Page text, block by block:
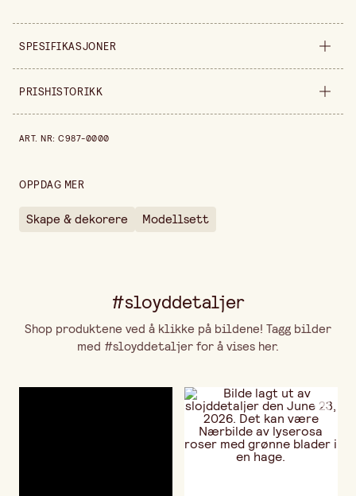
SPESIFIKASJONER
Selges inn stykke
Lengde
PRISHISTORIKK
ART. NR:C987-0000
OPPDAG MER
Skape & dekorere Modellsett
#sloyddetaljer
Shop produktene ved å klikke på bildene! Tagg bilder
med #sloyddetaljer for å vises her.